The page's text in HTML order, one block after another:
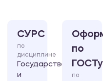
СУРС
по
дисциплине
Государственный
и
по
ГОСТу
по